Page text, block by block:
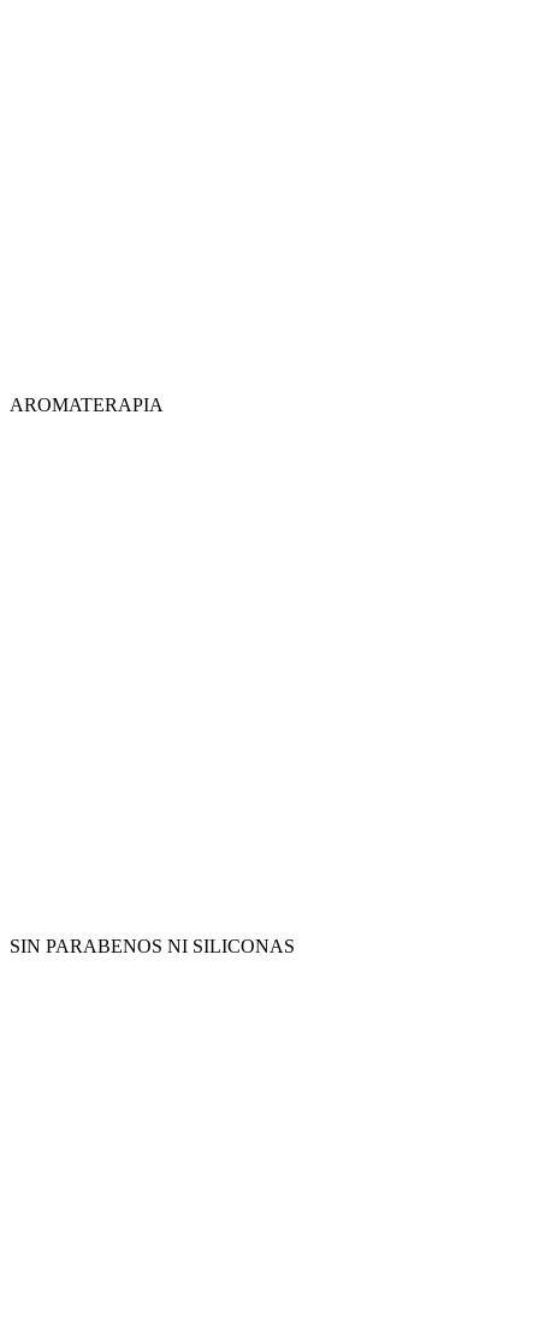
AROMATERAPIA
SIN PARABENOS NI SILICONAS